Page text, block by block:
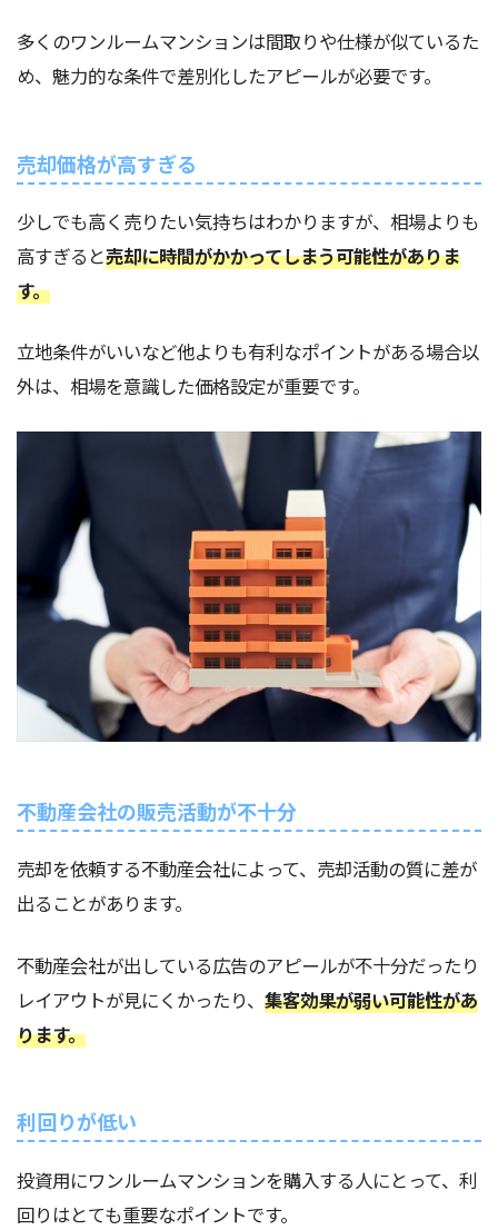
多くのワンルームマンションは間取りや仕様が似ているた
め、魅力的な条件で差別化したアピールが必要です。
売却価格が高すぎる
少しでも高く売りたい気持ちはわかりますが、相場よりも
高すぎると売却に時間がかかってしまう可能性がありま
す。
立地条件がいいなど他よりも有利なポイントがある場合以
外は、相場を意識した価格設定が重要です。
不動産会社の販売活動が不十分
売却を依頼する不動産会社によって、売却活動の質に差が
出ることがあります。
不動産会社が出している広告のアピールが不十分だったり
レイアウトが見にくかったり、 集客効果が弱い可能性があ
ります。
利回りが低い
投資用にワンルームマンションを購入する人にとって、利
回りはとても重要なポイントです。